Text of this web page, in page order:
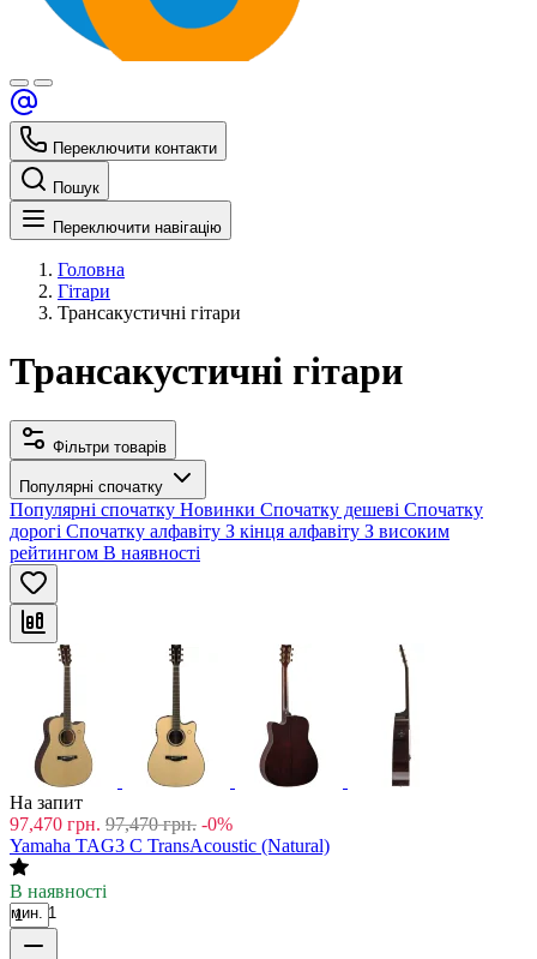
Переключити контакти
Пошук
Переключити навігацію
Головна
Гітари
Трансакустичні гітари
Трансакустичні гітари
Фільтри товарів
Популярні спочатку
Популярні спочатку Новинки Спочатку дешеві Спочатку
дорогі Спочатку алфавіту З кінця алфавіту З високим
рейтингом В наявності
На запит
97,470 грн. 97,470 грн. -0%
Yamaha TAG3 C TransAcoustic (Natural)
В наявності
мин. 1